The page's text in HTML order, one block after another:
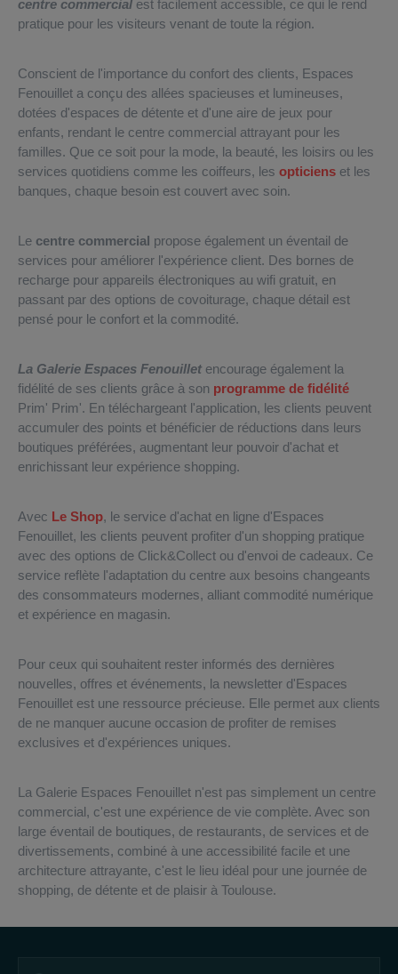
centre commercial est facilement accessible, ce qui le rend
pratique pour les visiteurs venant de toute la région.
Conscient de l'importance du confort des clients, Espaces
Fenouillet a conçu des allées spacieuses et lumineuses,
dotées d'espaces de détente et d'une aire de jeux pour
enfants, rendant le centre commercial attrayant pour les
familles. Que ce soit pour la mode, la beauté, les loisirs ou les
services quotidiens comme les coiffeurs, les opticiens et les
banques, chaque besoin est couvert avec soin.
Le centre commercial propose également un éventail de
services pour améliorer l'expérience client. Des bornes de
recharge pour appareils électroniques au wifi gratuit, en
passant par des options de covoiturage, chaque détail est
pensé pour le confort et la commodité.
La Galerie Espaces Fenouillet encourage également la
fidélité de ses clients grâce à son programme de fidélité
Prim' Prim'. En téléchargeant l'application, les clients peuvent
accumuler des points et bénéficier de réductions dans leurs
boutiques préférées, augmentant leur pouvoir d'achat et
enrichissant leur expérience shopping.
Avec Le Shop, le service d'achat en ligne d'Espaces
Fenouillet, les clients peuvent profiter d'un shopping pratique
avec des options de Click&Collect ou d'envoi de cadeaux. Ce
service reflète l'adaptation du centre aux besoins changeants
des consommateurs modernes, alliant commodité numérique
et expérience en magasin.
Pour ceux qui souhaitent rester informés des dernières
nouvelles, offres et événements, la newsletter d'Espaces
Fenouillet est une ressource précieuse. Elle permet aux clients
de ne manquer aucune occasion de profiter de remises
exclusives et d'expériences uniques.
La Galerie Espaces Fenouillet n'est pas simplement un centre
commercial, c'est une expérience de vie complète. Avec son
large éventail de boutiques, de restaurants, de services et de
divertissements, combiné à une accessibilité facile et une
architecture attrayante, c'est le lieu idéal pour une journée de
shopping, de détente et de plaisir à Toulouse.